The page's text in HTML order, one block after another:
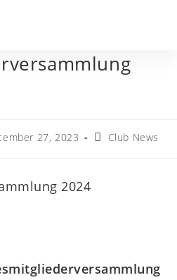
27, 2023 Club News
2024